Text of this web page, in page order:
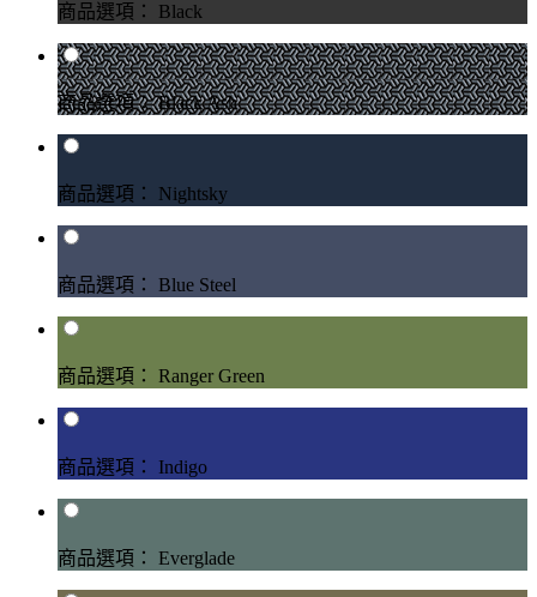
商品選項： Black
商品選項： Black Ash
商品選項： Nightsky
商品選項： Blue Steel
商品選項： Ranger Green
商品選項： Indigo
商品選項： Everglade